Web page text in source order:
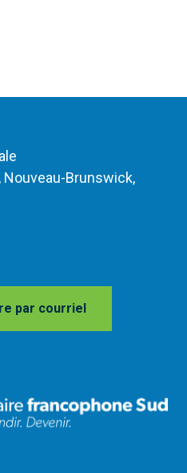
Brunswick,
par courriel